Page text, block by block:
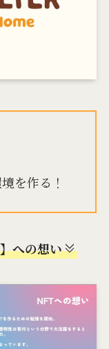
を作る！
への想い